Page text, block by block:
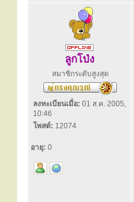
ลูกโป่ง
สมาชิกระดับสูงสุด
ลงทะเบียนเมื่อ: 01 ส.ค. 2005,
10:46
โพสต์: 12074
อายุ: 0